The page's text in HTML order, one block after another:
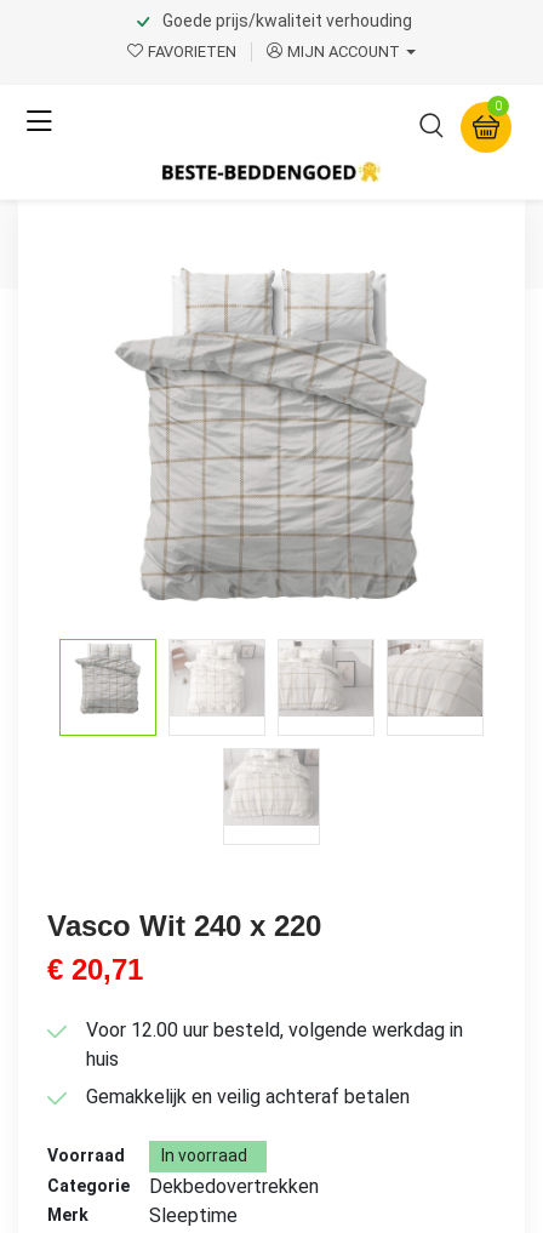
Goede prijs/kwaliteit verhouding
FAVORIETEN MIJN ACCOUNT
0
Home Product Page v.1
Vasco Wit 240 x 220
Vasco Wit 240 x 220
€ 20,71
Voor 12.00 uur besteld, volgende werkdag in
huis
Gemakkelijk en veilig achteraf betalen
Voorraad
In voorraad
Categorie
Dekbedovertrekken
Merk Sleeptime